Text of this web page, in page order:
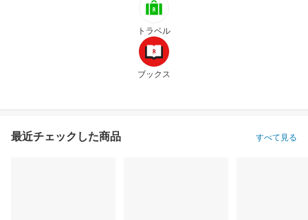
トラベル
ブックス
最近チェックした商品 すべて見る